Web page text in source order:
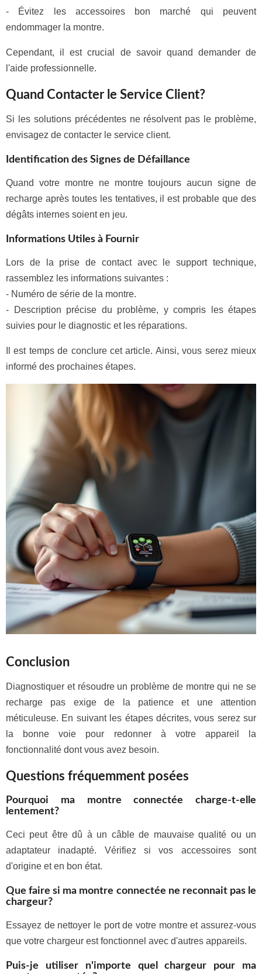
- Évitez les accessoires bon marché qui peuvent
endommager la montre.
Cependant, il est crucial de savoir quand demander de
l'aide professionnelle.
Quand Contacter le Service Client?
Si les solutions précédentes ne résolvent pas le problème,
envisagez de contacter le service client.
Identification des Signes de Défaillance
Quand votre montre ne montre toujours aucun signe de
recharge après toutes les tentatives, il est probable que des
dégâts internes soient en jeu.
Informations Utiles à Fournir
Lors de la prise de contact avec le support technique,
rassemblez les informations suivantes :
- Numéro de série de la montre.
- Description précise du problème, y compris les étapes
suivies pour le diagnostic et les réparations.
Il est temps de conclure cet article. Ainsi, vous serez mieux
informé des prochaines étapes.
Conclusion
Diagnostiquer et résoudre un problème de montre qui ne se
recharge pas exige de la patience et une attention
méticuleuse. En suivant les étapes décrites, vous serez sur
la bonne voie pour redonner à votre appareil la
fonctionnalité dont vous avez besoin.
Questions fréquemment posées
Pourquoi ma montre connectée charge-t-elle
lentement?
Ceci peut être dû à un câble de mauvaise qualité ou un
adaptateur inadapté. Vérifiez si vos accessoires sont
d'origine et en bon état.
Que faire si ma montre connectée ne reconnait pas le
chargeur?
Essayez de nettoyer le port de votre montre et assurez-vous
que votre chargeur est fonctionnel avec d'autres appareils.
Puis-je utiliser n'importe quel chargeur pour ma